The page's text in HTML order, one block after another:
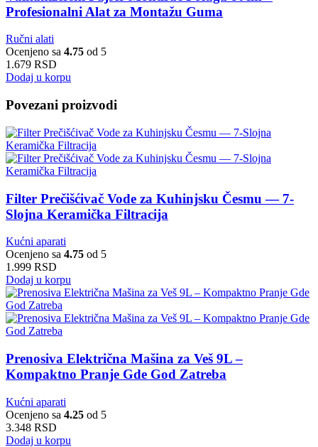
Profesionalni Alat za Montažu Guma
Ručni alati
Ocenjeno sa 4.75 od 5
1.679 RSD
Dodaj u korpu
Povezani proizvodi
Filter Prečišćivač Vode za Kuhinjsku Česmu — 7-
Slojna Keramička Filtracija
Kućni aparati
Ocenjeno sa 4.75 od 5
1.999 RSD
Dodaj u korpu
Prenosiva Električna Mašina za Veš 9L –
Kompaktno Pranje Gde God Zatreba
Kućni aparati
Ocenjeno sa 4.25 od 5
3.348 RSD
Dodaj u korpu